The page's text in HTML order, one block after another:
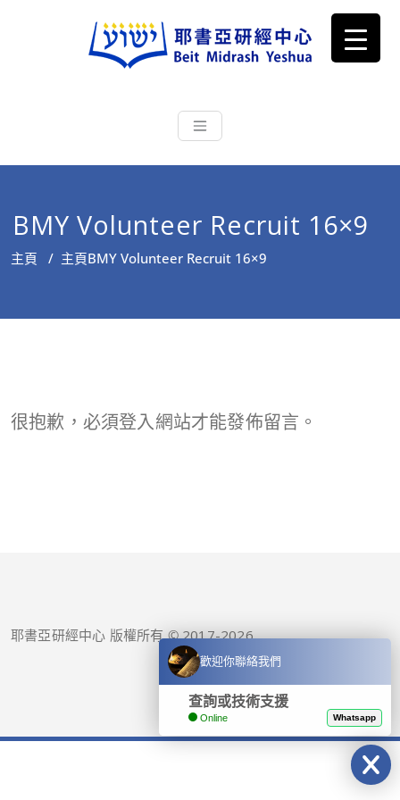
耶書亞研經中心
根源明白聖經，成為更好的門徒
BMY Volunteer Recruit 16×9
主頁 / 主頁BMY Volunteer Recruit 16×9
很抱歉，必須登入網站才能發佈留言。
耶書亞研經中心 版權所有 © 2017-2026
歡迎你聯絡我們
查詢或技術支援
Online Whatsapp